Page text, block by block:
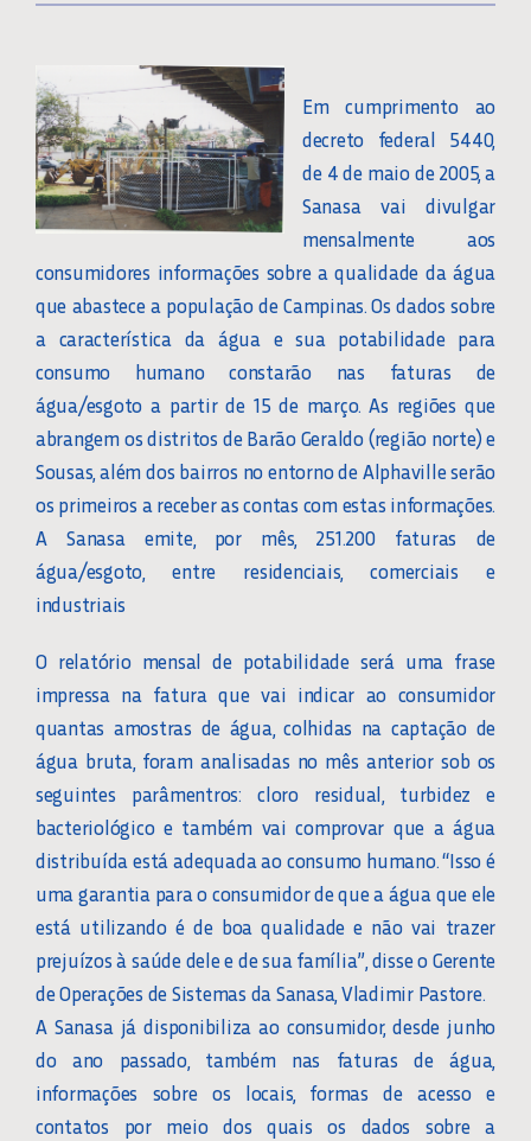
Em cumprimento ao
decreto federal 5440,
de 4 de maio de 2005, a
Sanasa vai divulgar
mensalmente aos
consumidores informações sobre a qualidade da água
que abastece a população de Campinas. Os dados sobre
a característica da água e sua potabilidade para
consumo humano constarão nas faturas de
água/esgoto a partir de 15 de março. As regiões que
abrangem os distritos de Barão Geraldo (região norte) e
Sousas, além dos bairros no entorno de Alphaville serão
os primeiros a receber as contas com estas informações.
A Sanasa emite, por mês, 251.200 faturas de
água/esgoto, entre residenciais, comerciais e
industriais
O relatório mensal de potabilidade será uma frase
impressa na fatura que vai indicar ao consumidor
quantas amostras de água, colhidas na captação de
água bruta, foram analisadas no mês anterior sob os
seguintes parâmentros: cloro residual, turbidez e
bacteriológico e também vai comprovar que a água
distribuída está adequada ao consumo humano. “Isso é
uma garantia para o consumidor de que a água que ele
está utilizando é de boa qualidade e não vai trazer
prejuízos à saúde dele e de sua família”, disse o Gerente
de Operações de Sistemas da Sanasa, Vladimir Pastore.
A Sanasa já disponibiliza ao consumidor, desde junho
do ano passado, também nas faturas de água,
informações sobre os locais, formas de acesso e
contatos por meio dos quais os dados sobre a